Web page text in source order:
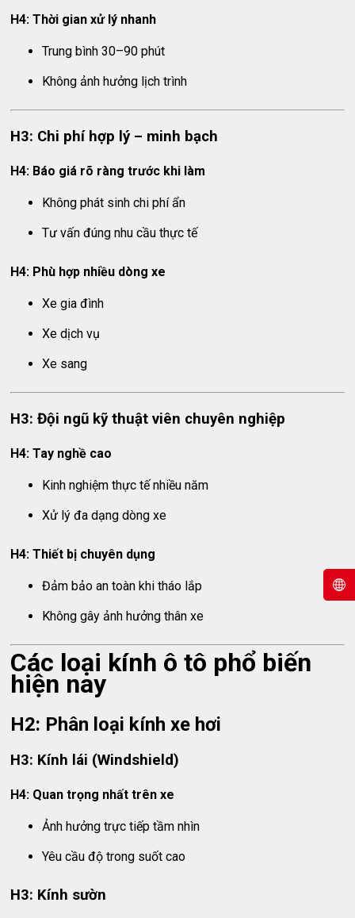
H4: Thời gian xử lý nhanh
Trung bình 30–90 phút
Không ảnh hưởng lịch trình
H3: Chi phí hợp lý – minh bạch
H4: Báo giá rõ ràng trước khi làm
Không phát sinh chi phí ẩn
Tư vấn đúng nhu cầu thực tế
H4: Phù hợp nhiều dòng xe
Xe gia đình
Xe dịch vụ
Xe sang
H3: Đội ngũ kỹ thuật viên chuyên nghiệp
H4: Tay nghề cao
Kinh nghiệm thực tế nhiều năm
Xử lý đa dạng dòng xe
H4: Thiết bị chuyên dụng
Đảm bảo an toàn khi tháo lắp
Không gây ảnh hưởng thân xe
Các loại kính ô tô phổ biến
hiện nay
H2: Phân loại kính xe hơi
H3: Kính lái (Windshield)
H4: Quan trọng nhất trên xe
Ảnh hưởng trực tiếp tầm nhìn
Yêu cầu độ trong suốt cao
H3: Kính sườn